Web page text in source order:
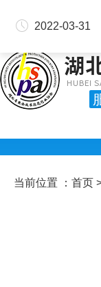
当前位置 ： 首页
2022-03-31
4886